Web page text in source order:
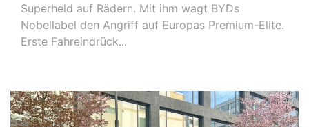
Superheld auf Rädern. Mit ihm wagt BYDs
Nobellabel den Angriff auf Europas Premium-Elite.
Erste Fahreindrück...